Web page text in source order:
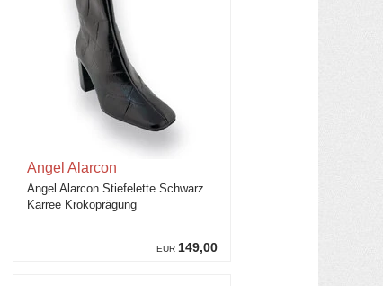
EUR 149,00
Angel Alarcon
Angel Alarcon Stiefelette Schwarz
Karree Krokoprägung